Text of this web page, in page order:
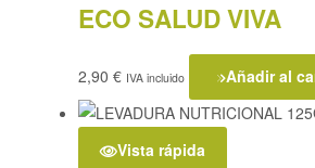
ECO SALUD VIVA
2,90 € IVA incluido Añadir al
Vista rápida